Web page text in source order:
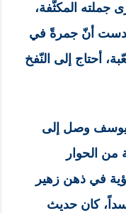
جملته المكثَّفة،
حدست أنّ جمرةً في
أحتاج إلى النّفخ
وصل إلى
من الحوار
في ذهن زهير
كان حديث